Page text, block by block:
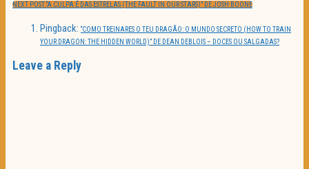
NEXT POST:“A CULPA É DAS ESTRELAS (THE FAULT IN OUR STARS)” DE JOSH BOONE
Pingback: “COMO TREINARES O TEU DRAGÃO: O MUNDO SECRETO (HOW TO TRAIN
YOUR DRAGON: THE HIDDEN WORLD)” DE DEAN DEBLOIS – DOCES OU SALGADAS?
Leave a Reply